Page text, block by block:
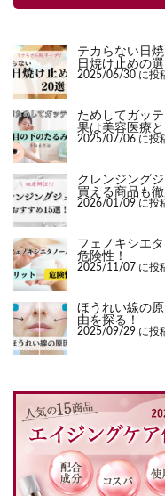
テカらない日
日焼け止めの
2025/06/30 に投
ためしてガッ
果は美容医療
2025/07/06 に投
クレンジング
買える商品も
2026/01/09 に投
フェノキシエ
危険性！
2025/11/07 に投
ほうれい線の
由を探る！
2025/09/29 に投